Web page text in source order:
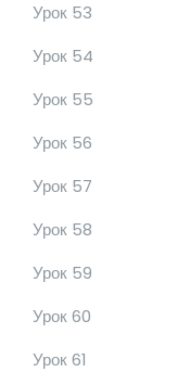
Урок 53
Урок 54
Урок 55
Урок 56
Урок 57
Урок 58
Урок 59
Урок 60
Урок 61